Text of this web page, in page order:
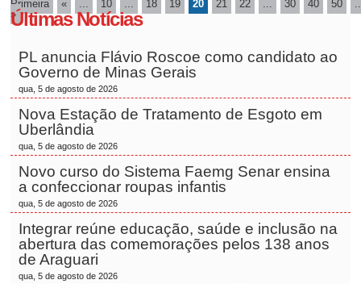
Primeira
« ... 10 ... 18 19 20 21 22 ... 30 40 50
»
Últimas Notícias
PL anuncia Flávio Roscoe como candidato ao
Governo de Minas Gerais
qua, 5 de agosto de 2026
Nova Estação de Tratamento de Esgoto em
Uberlândia
qua, 5 de agosto de 2026
Novo curso do Sistema Faemg Senar ensina
a confeccionar roupas infantis
qua, 5 de agosto de 2026
Integrar reúne educação, saúde e inclusão na
abertura das comemorações pelos 138 anos
de Araguari
qua, 5 de agosto de 2026